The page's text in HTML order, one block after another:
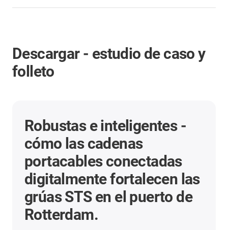
Descargar - estudio de caso y
folleto
Visión general de los plásticos
inteligentes
Información sobre la gama
completa de productos para la
Industria 4.0
En este folleto encontrará información exhaustiva